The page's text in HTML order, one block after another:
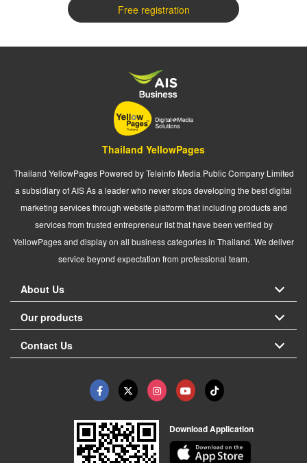
Free registration
Thailand YellowPages
Thailand YellowPages Powered by Teleinfo Media Public Company Limited
a subsidiary of AIS As a leader who never stops developing the best digital
marketing services through website platform that including products and
services from trusted entrepreneur list that have been verified by
YellowPages and display on all business categories in Thailand. We deliver
service beyond expectation from professional team.
About Us
Our products
Contact Us
Download Application